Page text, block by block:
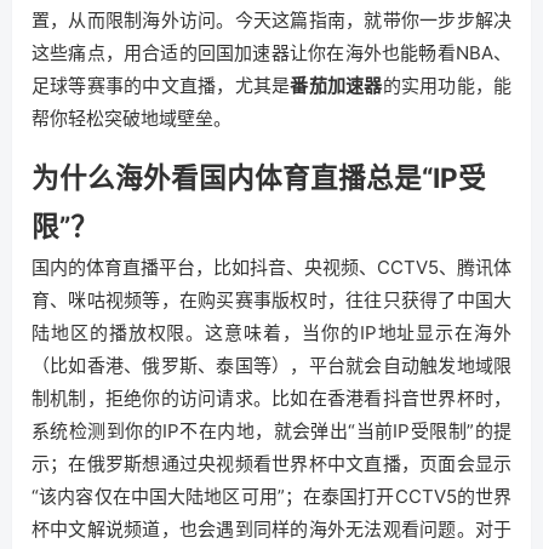
置，从而限制海外访问。今天这篇指南，就带你一步步解决
这些痛点，用合适的回国加速器让你在海外也能畅看NBA、
足球等赛事的中文直播，尤其是番茄加速器的实用功能，能
帮你轻松突破地域壁垒。
为什么海外看国内体育直播总是“IP受
限”？
国内的体育直播平台，比如抖音、央视频、CCTV5、腾讯体
育、咪咕视频等，在购买赛事版权时，往往只获得了中国大
陆地区的播放权限。这意味着，当你的IP地址显示在海外
（比如香港、俄罗斯、泰国等），平台就会自动触发地域限
制机制，拒绝你的访问请求。比如在香港看抖音世界杯时，
系统检测到你的IP不在内地，就会弹出“当前IP受限制”的提
示；在俄罗斯想通过央视频看世界杯中文直播，页面会显示
“该内容仅在中国大陆地区可用”；在泰国打开CCTV5的世界
杯中文解说频道，也会遇到同样的海外无法观看问题。对于